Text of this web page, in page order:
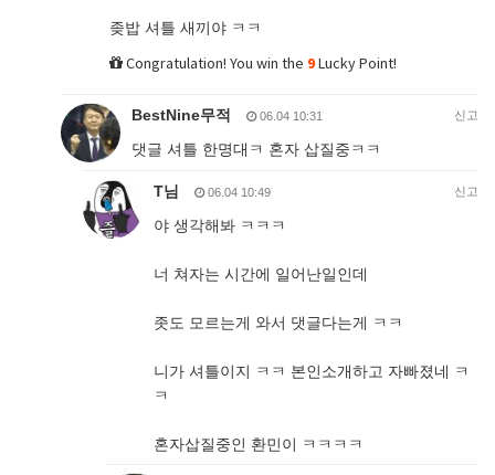
좆밥 셔틀 새끼야 ㅋㅋ
Congratulation! You win the 9Lucky Point!
BestNine무적 06.04 10:31 신고
댓글 셔틀 한명대ㅋ 혼자 삽질중ㅋㅋ
T님 06.04 10:49 신고
야 생각해봐 ㅋㅋㅋ
너 쳐자는 시간에 일어난일인데
좃도 모르는게 와서 댓글다는게 ㅋㅋ
니가 셔틀이지 ㅋㅋ 본인소개하고 자빠졌네 ㅋ
ㅋ
혼자삽질중인 환민이 ㅋㅋㅋㅋ